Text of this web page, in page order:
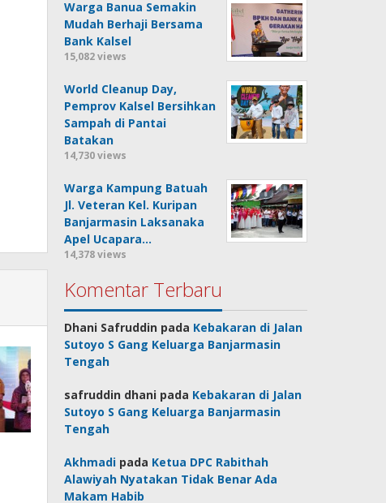
Warga Banua Semakin
Mudah Berhaji Bersama
Bank Kalsel
15,082 views
World Cleanup Day,
Pemprov Kalsel Bersihkan
Sampah di Pantai
Batakan
14,730 views
Warga Kampung Batuah
Jl. Veteran Kel. Kuripan
Banjarmasin Laksanaka
Apel Ucapara…
14,378 views
Komentar Terbaru
Dhani Safruddin pada Kebakaran di Jalan
Sutoyo S Gang Keluarga Banjarmasin
Tengah
safruddin dhani pada Kebakaran di Jalan
Sutoyo S Gang Keluarga Banjarmasin
Tengah
Akhmadi pada Ketua DPC Rabithah
Alawiyah Nyatakan Tidak Benar Ada
Makam Habib